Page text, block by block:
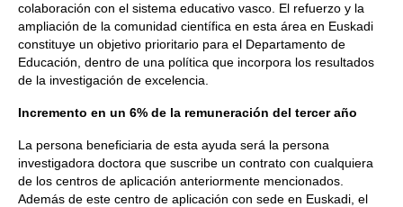
colaboración con el sistema educativo vasco. El refuerzo y la
ampliación de la comunidad científica en esta área en Euskadi
constituye un objetivo prioritario para el Departamento de
Educación, dentro de una política que incorpora los resultados
de la investigación de excelencia.
Incremento en un 6% de la remuneración del tercer año
La persona beneficiaria de esta ayuda será la persona
investigadora doctora que suscribe un contrato con cualquiera
de los centros de aplicación anteriormente mencionados.
Además de este centro de aplicación con sede en Euskadi, el